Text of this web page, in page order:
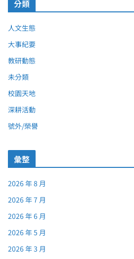
分類
人文生態
大事紀要
教研動態
未分類
校園天地
深耕活動
號外/榮譽
彙整
2026 年 8 月
2026 年 7 月
2026 年 6 月
2026 年 5 月
2026 年 3 月